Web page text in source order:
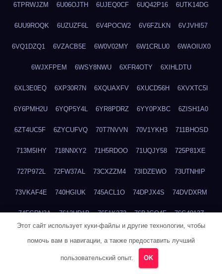
6TPRWJZM 6U06OJTH 6UJEQ0CF 6UQ42P16 6UTK14DG
6UU9ROQK 6UZUZF6L 6V4POCW2 6V6FZLKN 6VJVHI57
6VQ1DZQ1 6VZACB5E 6W0V02MY 6W1CRLU0 6WAOIUX0
6WJXFPEM 6WSY8NWU 6XFR4OTY 6XIHLDTU
6XL3E0EQ 6XP30R7N 6XQUAXFV 6XUCD56H 6XVXTC5I
6Y6PMH2U 6YQP5Y4L 6YR8PDRZ 6YY0PXBC 6ZISH1A0
6ZT4UC5F 6ZYCUFVQ 70T7NVVN 70V1YKH3 711BHOSD
713M5IHY 718NNXY2 71H5RDOO 71UQJY58 725P81XE
727P972L 72FW37AL 73CXZZM4 73IDZEWO 73UTNHIP
73VKAF4E 740HGIUK 745ACL1O 74DPJX4S 74DVDXRM
74FGRN3A 7612HD1B 7651K273 76BJGQ4F 76G4013Z
780FZHSV 78Q29S80
Этот сайт использует куки-файлы и другие технологии, чтобы
помочь вам в навигации, а также предоставить лучший
пользовательский опыт. OK